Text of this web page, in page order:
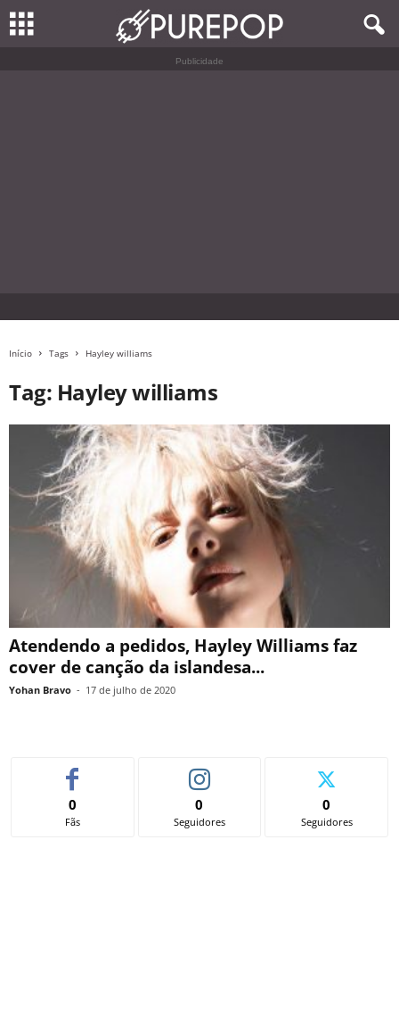
Publicidade
Início Tags Hayley williams
Tag: Hayley williams
Atendendo a pedidos, Hayley Williams faz
cover de canção da islandesa...
Yohan Bravo - 17 de julho de 2020
0
Fãs
0
Seguidores
0
Seguidores